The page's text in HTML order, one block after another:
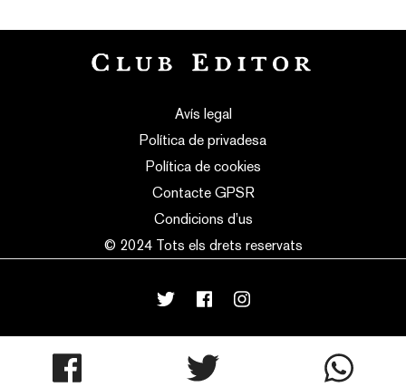
Avís legal
Política de privadesa
Política de cookies
Contacte GPSR
Condicions d’us
© 2024 Tots els drets reservats
made with♥by mortensen